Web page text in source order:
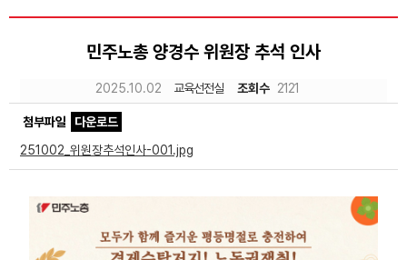
민주노총 양경수 위원장 추석 인사
2025.10.02 교육선전실 조회수 2121
첨부파일
다운로드
251002_위원장추석인사-001.jpg
공지사항
노동상담
자료
부설기관
Sketchbook5, 스케치북5